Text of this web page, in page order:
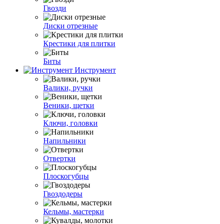
Гвозди
Диски отрезные
Крестики для плитки
Биты
Инструмент
Валики, ручки
Веники, щетки
Ключи, головки
Напильники
Отвертки
Плоскогубцы
Гвоздодеры
Кельмы, мастерки